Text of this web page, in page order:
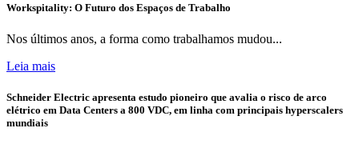
Workspitality: O Futuro dos Espaços de Trabalho
Nos últimos anos, a forma como trabalhamos mudou...
Leia mais
Schneider Electric apresenta estudo pioneiro que avalia o risco de arco
elétrico em Data Centers a 800 VDC, em linha com principais hyperscalers
mundiais